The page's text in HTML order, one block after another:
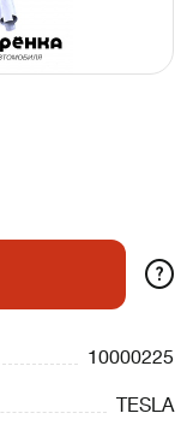
?
10000225
TESLA